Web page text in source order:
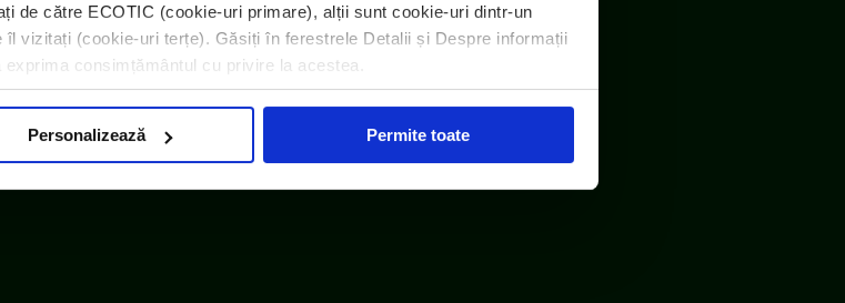
de către ECOTIC (cookie-uri primare), alții sunt cookie-uri dintr-un
vizitați (cookie-uri terțe). Găsiți în ferestrele Detalii și Despre informații
consimțământul cu privire la acestea.
Personalizează Permite toate